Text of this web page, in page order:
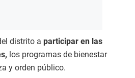
distrito a participar en las
los programas de bienestar
y orden público.